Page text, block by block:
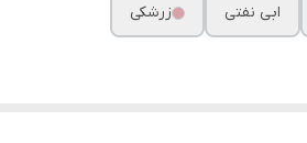
ابی نفتی زرشکی